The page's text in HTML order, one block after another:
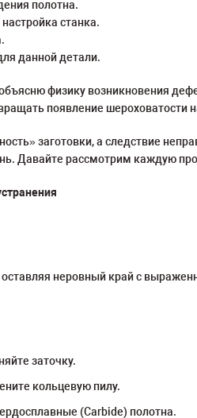
полотна.
станка.
данной детали.
физику возникновения
появление шероховатости
заготовки, а следствие
Давайте рассмотрим каждую
неровный край с
заточку.
кольцевую пилу.
(Carbide) полотна.